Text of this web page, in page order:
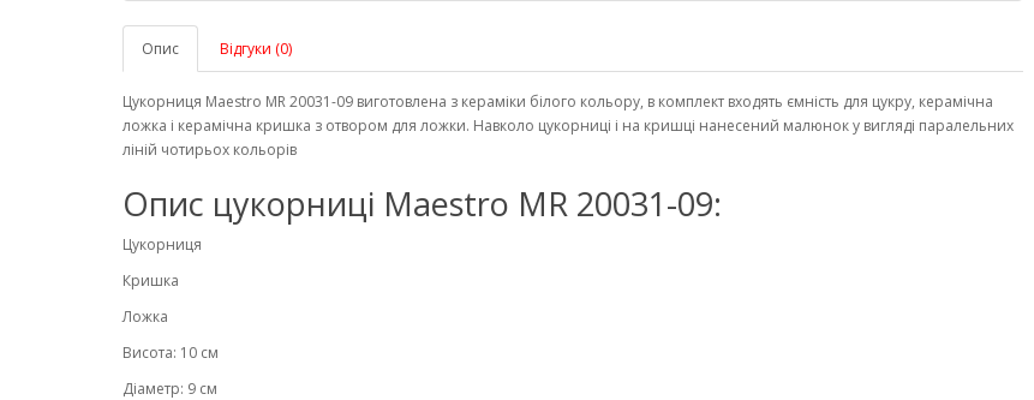
Опис Відгуки (0)
Цукорниця Maestro MR 20031-09 виготовлена ​​з кераміки білого кольору, в комплект входять ємність для цукру, керамічна
ложка і керамічна кришка з отвором для ложки. Навколо цукорниці і на кришці нанесений малюнок у вигляді паралельних
ліній чотирьох кольорів
Опис цукорниці Maestro MR 20031-09:
Цукорниця
Кришка
Ложка
Висота: 10 см
Діаметр: 9 см